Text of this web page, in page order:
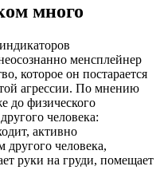
много
менсплейнер
которое он постарается
агрессии. По мнению
до физического
человека:
активно
другого человека,
руки на груди, помещает